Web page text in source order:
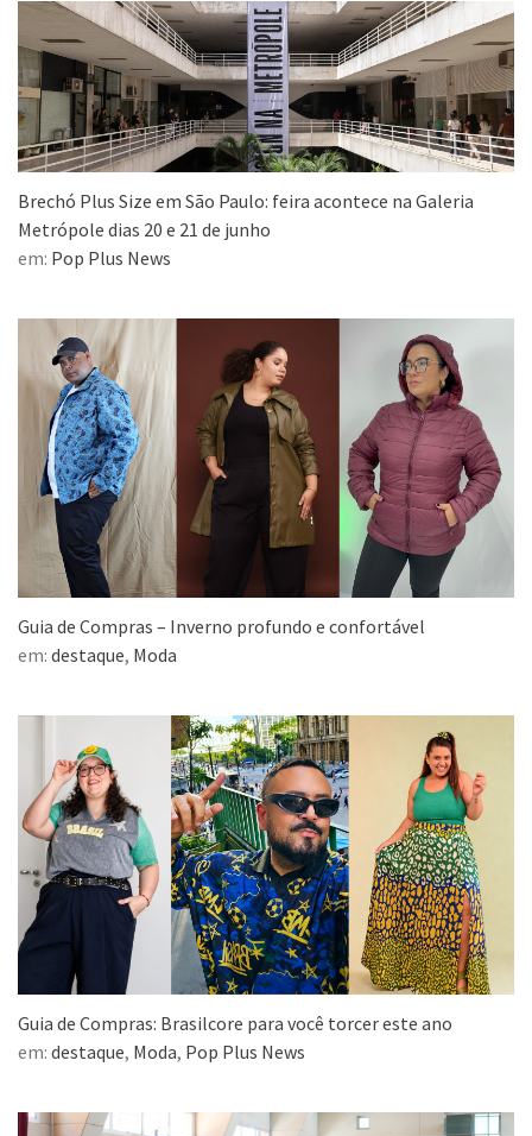
Brechó Plus Size em São Paulo: feira acontece na Galeria
Metrópole dias 20 e 21 de junho
em: Pop Plus News
Guia de Compras – Inverno profundo e confortável
em: destaque, Moda
Guia de Compras: Brasilcore para você torcer este ano
em: destaque, Moda, Pop Plus News